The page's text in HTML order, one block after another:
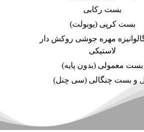
بست رکابی
بست کرپی (یوبولت)
مهره جوشی روکش دار
لاستیکی
بست معمولی (بدون پایه)
و بست چنگالی (سی چنل)